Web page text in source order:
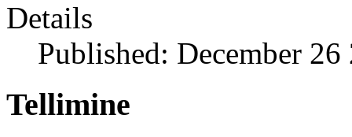
Details
Published: December 26
Tellimine